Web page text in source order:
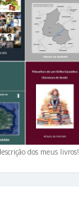
dos meus livros!